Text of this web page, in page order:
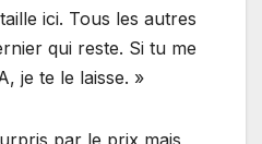
ici. Tous les autres
qui reste. Si tu me
je te le laisse. »